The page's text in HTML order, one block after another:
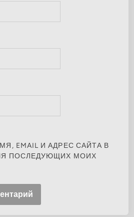
EMAIL И АДРЕС САЙТА В
ПОСЛЕДУЮЩИХ МОИХ